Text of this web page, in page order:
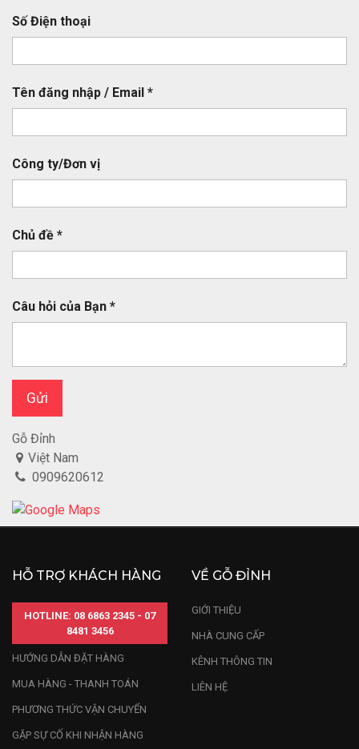
Số Điện thoại
Tên đăng nhập / Email
Công ty/Đơn vị
Chủ đề
Câu hỏi của Bạn
Gửi
Gỗ Đỉnh
Việt Nam
0909620612
HỖ TRỢ KHÁCH HÀNG
HOTLINE: 08 6863 2345 - 07
8481 3456
HƯỚNG DẪN ĐẶT HÀNG
MUA HÀNG - THANH TOÁN
PHƯƠNG THỨC VẬN CHUYỂN
GẶP SỰ CỐ KHI NHẬN HÀNG
VỀ GỖ ĐỈNH
GIỚI THIỆU
NHÀ CUNG CẤP
KÊNH THÔNG TIN
LIÊN HỆ